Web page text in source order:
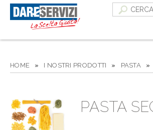
HOME » I NOSTRI PRODOTTI » PASTA »
PASTA